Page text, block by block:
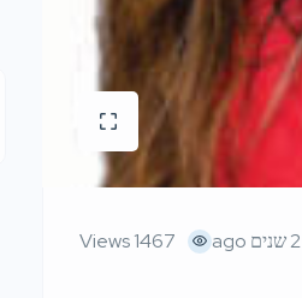
2 שנים ago 1467 Views